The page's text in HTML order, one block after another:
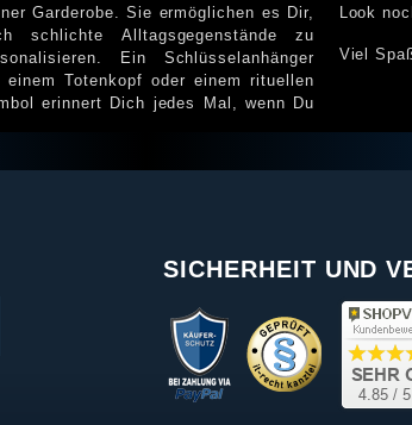
ermöglichen es Dir,
schlichte Alltagsgegenstände zu
Ein Schlüsselanhänger
oder einem rituellen
erinnert Dich jedes Mal, wenn Du
Look
Viel
SICHERHEIT UND